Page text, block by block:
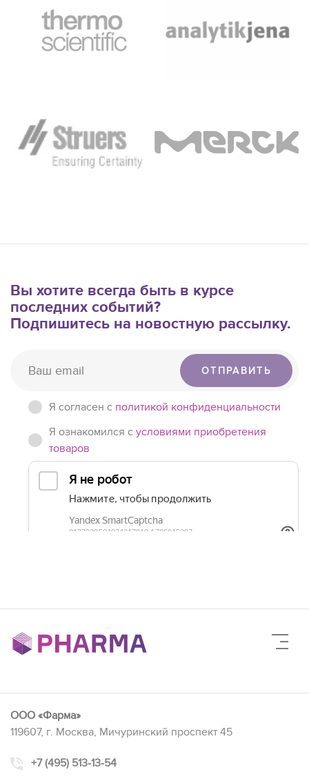
Вы хотите всегда быть в курсе
последних событий?
Подпишитесь на новостную рассылку.
ОТПРАВИТЬ
Я согласен c политикой конфиденциальности
Я ознакомился с условиями приобретения
товаров
ООО «Фарма»
119607, г. Москва, Мичуринский проспект 45
+7 (495) 513-13-54